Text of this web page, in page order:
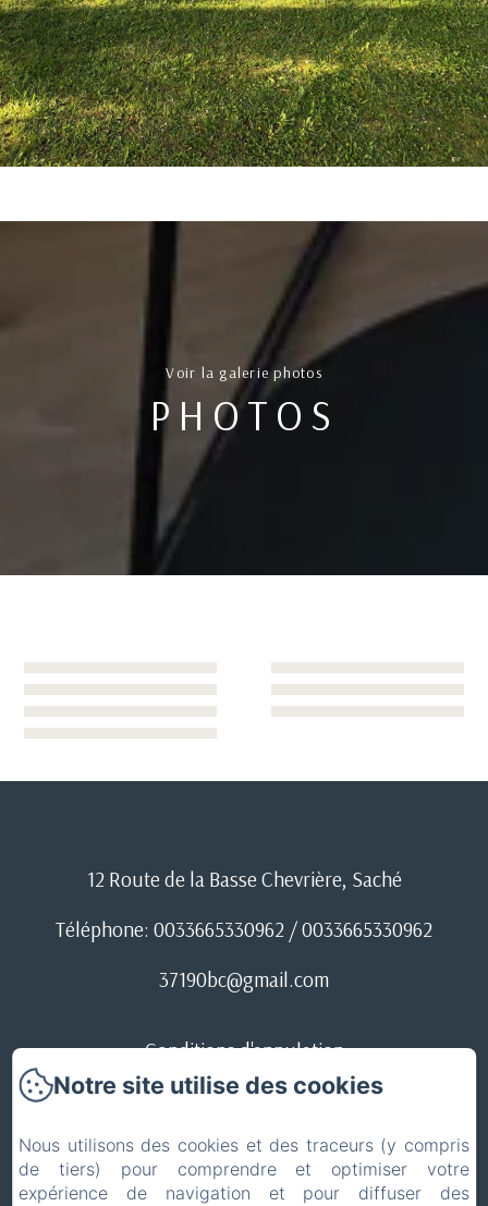
Voir la galerie photos
PHOTOS
12 Route de la Basse Chevrière, Saché
Téléphone: 0033665330962 / 0033665330962
37190bc@gmail.com
Conditions d'annulation
ACCUEIL
Mentions légales
EN
FR
Notre site utilise des cookies
Nous utilisons des cookies et des traceurs (y compris
de tiers) pour comprendre et optimiser votre
expérience de navigation et pour diffuser des